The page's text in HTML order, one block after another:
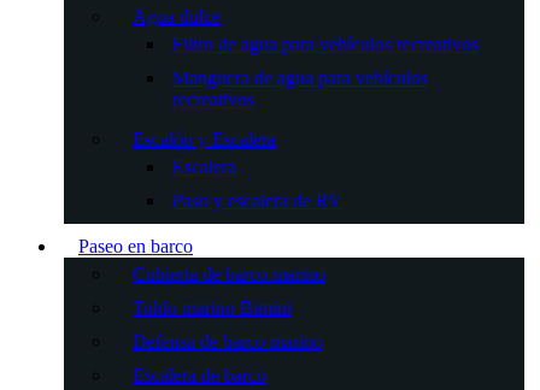
Agua dulce
Filtro de agua para vehículos recreativos
Manguera de agua para vehículos
recreativos
Escalón y Escalera
Escalera
Paso y escalera de RV
Paseo en barco
Cubierta de barco marino
Toldo marino Bimini
Defensa de barco marino
Escalera de barco